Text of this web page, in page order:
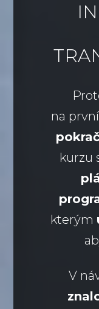
na
kurzu
kterým
V